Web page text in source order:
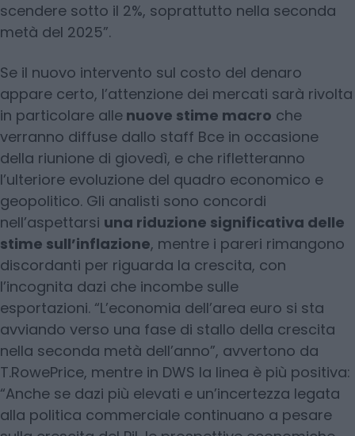
scendere sotto il 2%, soprattutto nella seconda
metà del 2025”.
Se il nuovo intervento sul costo del denaro
appare certo, l’attenzione dei mercati sarà rivolta
in particolare alle nuove stime macro che
verranno diffuse dallo staff Bce in occasione
della riunione di giovedì, e che rifletteranno
l’ulteriore evoluzione del quadro economico e
geopolitico. Gli analisti sono concordi
nell’aspettarsi una riduzione significativa delle
stime sull’inflazione, mentre i pareri rimangono
discordanti per riguarda la crescita, con
l’incognita dazi che incombe sulle
esportazioni. “L’economia dell’area euro si sta
avviando verso una fase di stallo della crescita
nella seconda metà dell’anno”, avvertono da
T.RowePrice, mentre in DWS la linea è più positiva:
“Anche se dazi più elevati e un’incertezza legata
alla politica commerciale continuano a pesare